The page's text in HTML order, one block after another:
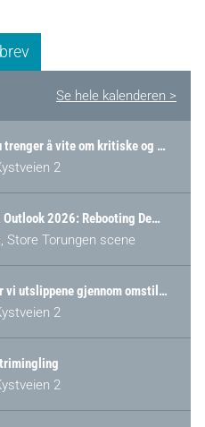
Se hele kalenderen >
Arendalsuka: Alt du trenger å vite om kritiske og strategiske verdikjeder i Norge
2
Arendalsuka Global Outlook 2026: Rebooting Democracy for a New World Order
Store Torungen scene
Arendalsuka: Kutter vi utslippene gjennom omstilling – eller tap av industri?
2
2